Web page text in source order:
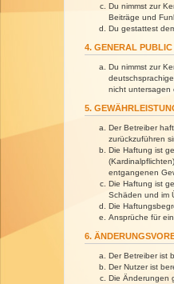
Du nimmst zur
Beiträge und
Du gestattest
4. GENERAL PUBLIC
Du nimmst zur
nicht untersagen
5.
Der Betreiber
zurückzuführen
Die Haftung ist
entgangenen
Die Haftung ist
Schäden und im
Die
Ansprüche für
6.
Der Betreiber ist
Der Nutzer ist
Die Änderungen